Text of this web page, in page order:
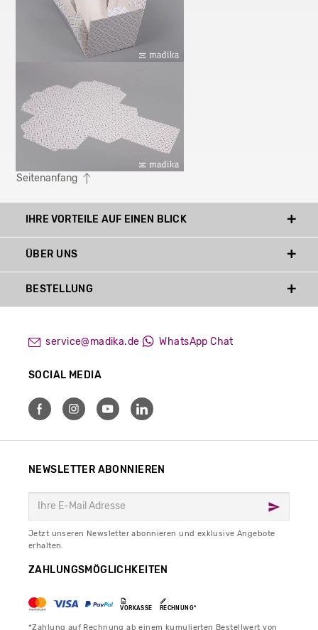
Seitenanfang
IHRE VORTEILE AUF EINEN BLICK
service@madika.de WhatsApp Chat
SOCIAL MEDIA
ÜBER UNS
BESTELLUNG
NEWSLETTER ABONNIEREN
Jetzt unseren Newsletter abonnieren und exklusive Angebote
erhalten.
ZAHLUNGSMÖGLICHKEITEN
VORKASSE RECHNUNG*
*Zahlung auf Rechnung ab einem kumulierten Bestellwert von